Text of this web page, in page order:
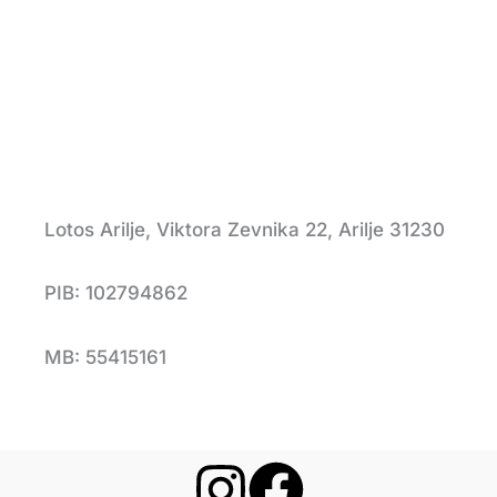
Lotos Arilje, Viktora Zevnika 22, Arilje 31230
PIB: 102794862
MB: 55415161